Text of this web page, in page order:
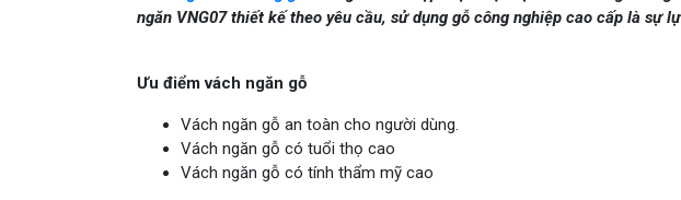
ngăn VNG07 thiết kế theo yêu cầu, sử dụng gỗ công nghiệp cao cấp là sự
Ưu điểm vách ngăn gỗ
Vách ngăn gỗ an toàn cho người dùng.
Vách ngăn gỗ có tuổi thọ cao
Vách ngăn gỗ có tính thẩm mỹ cao